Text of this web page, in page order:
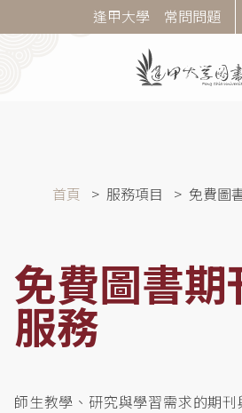
至
Corner
Menu
逢甲大學 常問問題
首頁 服務項目 免費圖
免費圖書期
服務
師生教學、研究與學習需求的期